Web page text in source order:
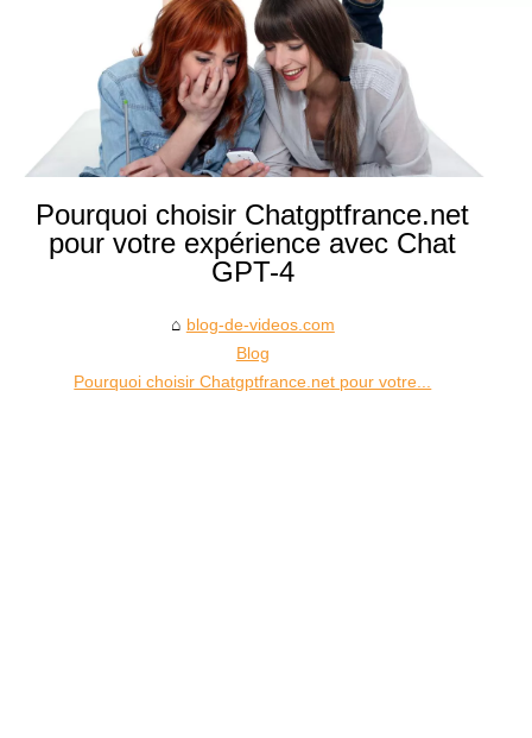
Pourquoi choisir Chatgptfrance.net
pour votre expérience avec Chat
GPT-4
blog-de-videos.com
Blog
Pourquoi choisir Chatgptfrance.net pour votre...